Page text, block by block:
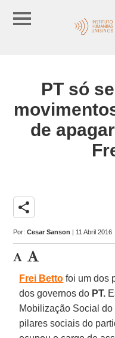
PT só
de
share
Por:Cesar Sanson | 11 Abril 2016
Frei Betto foi um dos
dos governos do PT.
Mobilização Social do
pilares sociais do